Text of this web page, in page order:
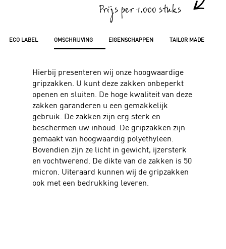
ECO LABEL OMSCHRIJVING EIGENSCHAPPEN TAILOR MADE
Hierbij presenteren wij onze hoogwaardige
gripzakken. U kunt deze zakken onbeperkt
openen en sluiten. De hoge kwaliteit van deze
zakken garanderen u een gemakkelijk
gebruik. De zakken zijn erg sterk en
beschermen uw inhoud. De gripzakken zijn
gemaakt van hoogwaardig polyethyleen.
Bovendien zijn ze licht in gewicht, ijzersterk
en vochtwerend. De dikte van de zakken is 50
micron. Uiteraard kunnen wij de gripzakken
ook met een bedrukking leveren.
Prijs per 1.000 stuks